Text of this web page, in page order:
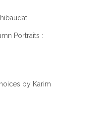
Portraits :
by Karim